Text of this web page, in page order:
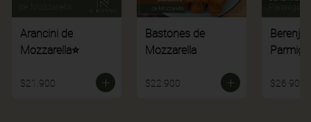
Arancini de
Mozzarella⭐
$21.900
Bastones de
Mozzarella
$22.900 $26.900